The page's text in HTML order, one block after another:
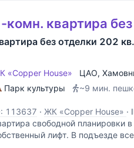
комн. квартира
без отделки 202
«Copper House» ЦАО,
Парк культуры
~9 мин.
113637 · ЖК «Copper House» ·
свободной планировки
лифт. В подъезде